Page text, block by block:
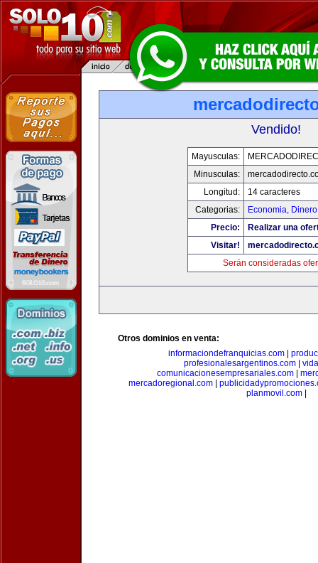
Vendido!
Mayusculas:
Minusculas:
Longitud:
14 caracteres
Categorias:
Economia,
Precio:
Realizar una
Visitar!
Serán consideradas
Otros dominios en venta:
informaciondefranquicias.com
profesionalesargentinos.com|
comunicacionesempresariales.com
mercadoregional.com
planmovil.com|